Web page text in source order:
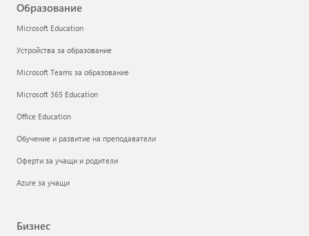
Образование
Microsoft Education
Устройства за образование
Microsoft Teams за образование
Microsoft 365 Education
Office Education
Обучение и развитие на преподаватели
Оферти за учащи и родители
Azure за учащи
Бизнес